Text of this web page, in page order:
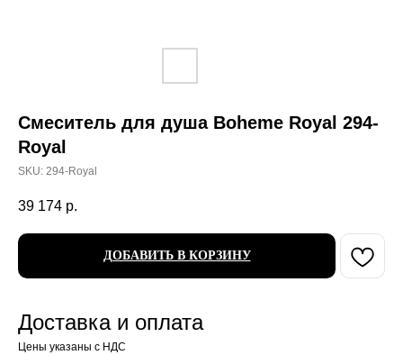
Смеситель для душа Boheme Royal 294-
Royal
SKU: 294-Royal
39 174 р.
ДОБАВИТЬ В КОРЗИНУ
Доставка и оплата
Цены указаны с НДС